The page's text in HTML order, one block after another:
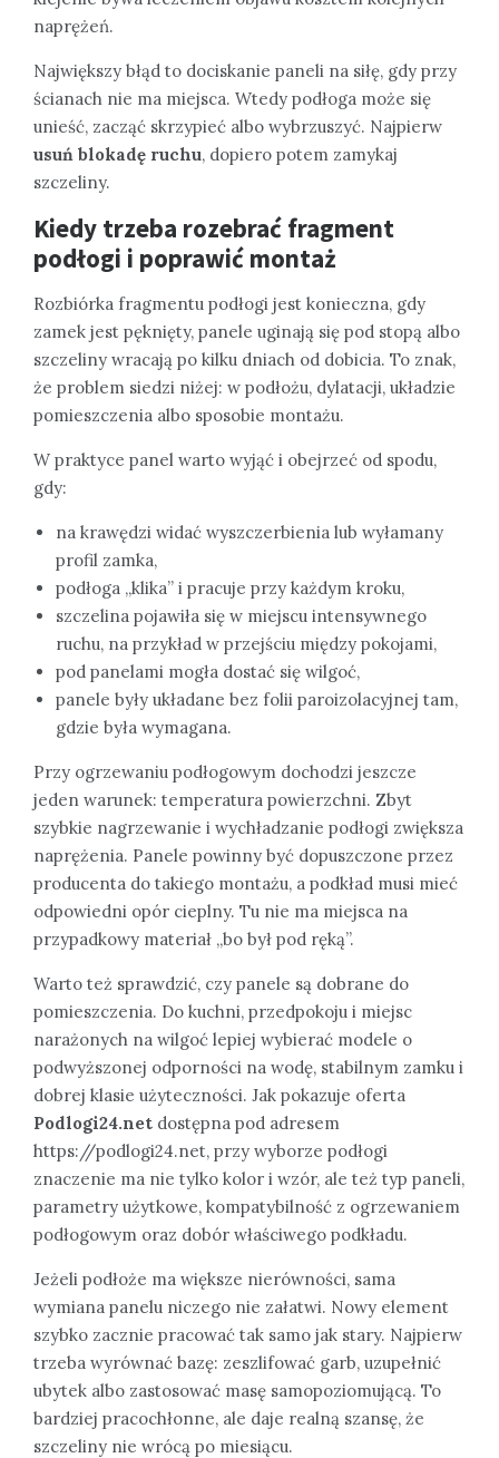
naprężeń.
Największy błąd to dociskanie paneli na siłę, gdy przy
ścianach nie ma miejsca. Wtedy podłoga może się
unieść, zacząć skrzypieć albo wybrzuszyć. Najpierw
usuń blokadę ruchu, dopiero potem zamykaj
szczeliny.
Kiedy trzeba rozebrać fragment
podłogi i poprawić montaż
Rozbiórka fragmentu podłogi jest konieczna, gdy
zamek jest pęknięty, panele uginają się pod stopą albo
szczeliny wracają po kilku dniach od dobicia. To znak,
że problem siedzi niżej: w podłożu, dylatacji, układzie
pomieszczenia albo sposobie montażu.
W praktyce panel warto wyjąć i obejrzeć od spodu,
gdy:
na krawędzi widać wyszczerbienia lub wyłamany
profil zamka,
podłoga „klika” i pracuje przy każdym kroku,
szczelina pojawiła się w miejscu intensywnego
ruchu, na przykład w przejściu między pokojami,
pod panelami mogła dostać się wilgoć,
panele były układane bez folii paroizolacyjnej tam,
gdzie była wymagana.
Przy ogrzewaniu podłogowym dochodzi jeszcze
jeden warunek: temperatura powierzchni. Zbyt
szybkie nagrzewanie i wychładzanie podłogi zwiększa
naprężenia. Panele powinny być dopuszczone przez
producenta do takiego montażu, a podkład musi mieć
odpowiedni opór cieplny. Tu nie ma miejsca na
przypadkowy materiał „bo był pod ręką”.
Warto też sprawdzić, czy panele są dobrane do
pomieszczenia. Do kuchni, przedpokoju i miejsc
narażonych na wilgoć lepiej wybierać modele o
podwyższonej odporności na wodę, stabilnym zamku i
dobrej klasie użyteczności. Jak pokazuje oferta
Podlogi24.net dostępna pod adresem
https://podlogi24.net, przy wyborze podłogi
znaczenie ma nie tylko kolor i wzór, ale też typ paneli,
parametry użytkowe, kompatybilność z ogrzewaniem
podłogowym oraz dobór właściwego podkładu.
Jeżeli podłoże ma większe nierówności, sama
wymiana panelu niczego nie załatwi. Nowy element
szybko zacznie pracować tak samo jak stary. Najpierw
trzeba wyrównać bazę: zeszlifować garb, uzupełnić
ubytek albo zastosować masę samopoziomującą. To
bardziej pracochłonne, ale daje realną szansę, że
szczeliny nie wrócą po miesiącu.